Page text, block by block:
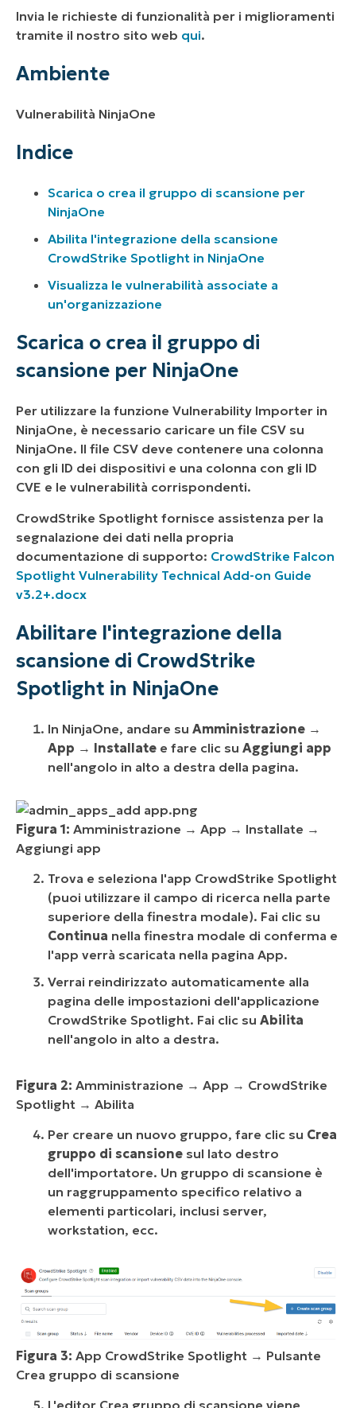
Invia le richieste di funzionalità per i miglioramenti
tramite il nostro sito web qui.
Ambiente
Vulnerabilità NinjaOne
Indice
Scarica o crea il gruppo di scansione per
NinjaOne
Abilita l'integrazione della scansione
CrowdStrike Spotlight in NinjaOne
Visualizza le vulnerabilità associate a
un'organizzazione
Scarica o crea il gruppo di
scansione per NinjaOne
Per utilizzare la funzione Vulnerability Importer in
NinjaOne, è necessario caricare un file CSV su
NinjaOne. Il file CSV deve contenere una colonna
con gli ID dei dispositivi e una colonna con gli ID
CVE e le vulnerabilità corrispondenti.
CrowdStrike Spotlight fornisce assistenza per la
segnalazione dei dati nella propria
documentazione di supporto: CrowdStrike Falcon
Spotlight Vulnerability Technical Add-on Guide
v3.2+.docx
Abilitare l'integrazione della
scansione di CrowdStrike
Spotlight in NinjaOne
In NinjaOne, andare su Amministrazione →
App → Installate e fare clic su Aggiungi app
nell'angolo in alto a destra della pagina.
Figura 1: Amministrazione → App → Installate →
Aggiungi app
Trova e seleziona l'app CrowdStrike Spotlight
(puoi utilizzare il campo di ricerca nella parte
superiore della finestra modale). Fai clic su
Continua nella finestra modale di conferma e
l'app verrà scaricata nella pagina App.
Verrai reindirizzato automaticamente alla
pagina delle impostazioni dell'applicazione
CrowdStrike Spotlight. Fai clic su Abilita
nell'angolo in alto a destra.
Figura 2: Amministrazione → App → CrowdStrike
Spotlight → Abilita
Per creare un nuovo gruppo, fare clic su Crea
gruppo di scansione sul lato destro
dell'importatore. Un gruppo di scansione è
un raggruppamento specifico relativo a
elementi particolari, inclusi server,
workstation, ecc.
Figura 3: App CrowdStrike Spotlight → Pulsante
Crea gruppo di scansione